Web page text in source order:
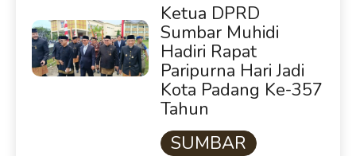
Ketua DPRD
Sumbar Muhidi
Hadiri Rapat
Paripurna Hari Jadi
Kota Padang Ke-357
Tahun
SUMBAR